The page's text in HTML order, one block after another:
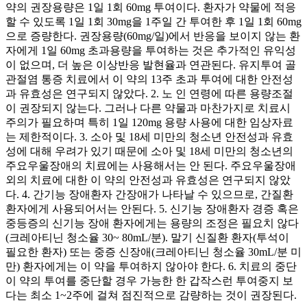
약의 권장용량은 1일 1회 60mg 투여이다. 환자가 약물에 적응
할 수 있도록 1일 1회 30mg을 1주일 간 투여한 후 1일 1회 60mg
으로 증량한다. 권장용량(60mg/일)에서 반응을 보이지 않는 환
자에게 1일 60mg 초과용량을 투여하는 것은 추가적인 유익성
이 없으며, 더 높은 이상반응 발현율과 연관된다. 유지투여 골
관절염 통증 치료에서 이 약의 13주 초과 투여에 대한 안전성
과 유효성은 연구되지 않았다. 2. 노 인 연령에 따른 용량조절
이 권장되지 않는다. 그러나 다른 약물과 마찬가지로 치료시
주의가 필요하며 특히 1일 120mg 용량 사용에 대한 임상자료
는 제한적이다. 3. 소아 및 18세 미만의 청소년 안전성과 유효
성에 대해 우려가 있기 때문에 소아 및 18세 미만의 청소년의
주요우울장애의 치료에는 사용해서는 안 된다. 주요우울장애
외의 치료에 대한 이 약의 안전성과 유효성은 연구되지 않았
다. 4. 간기능 장애환자 간장애가 나타날 수 있으므로, 간질환
환자에게 사용되어서는 안된다. 5. 신기능 장애환자 경증 혹은
중등증의 신기능 장애 환자에게는 용량의 조정은 필요치 않다
(크레아티닌 청소율 30~ 80mL/분). 말기 신질환 환자(투석이
필요한 환자) 또는 중증 신장애(크레아티닌 청소율 30mL/분 미
만) 환자에게는 이 약을 투여하지 않아야 한다. 6. 치료의 중단
이 약의 투여를 중단할 경우 가능한 한 갑작스런 투여중지 보
다는 최소 1~2주에 걸쳐 점진적으로 감량하는 것이 권장된다.